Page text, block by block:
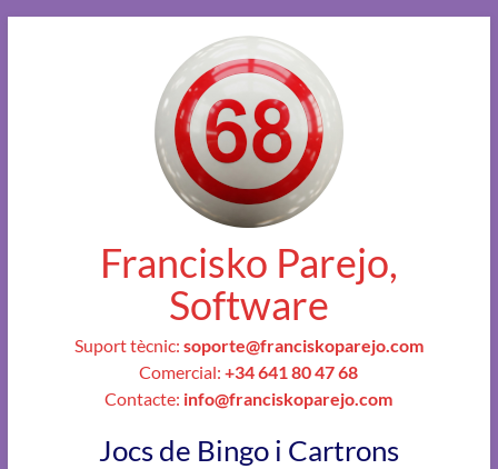
Francisko Parejo,
Software
Suport tècnic: soporte@franciskoparejo.com
Comercial:+34 641 80 47 68
Contacte: info@franciskoparejo.com
Jocs de Bingo i Cartrons